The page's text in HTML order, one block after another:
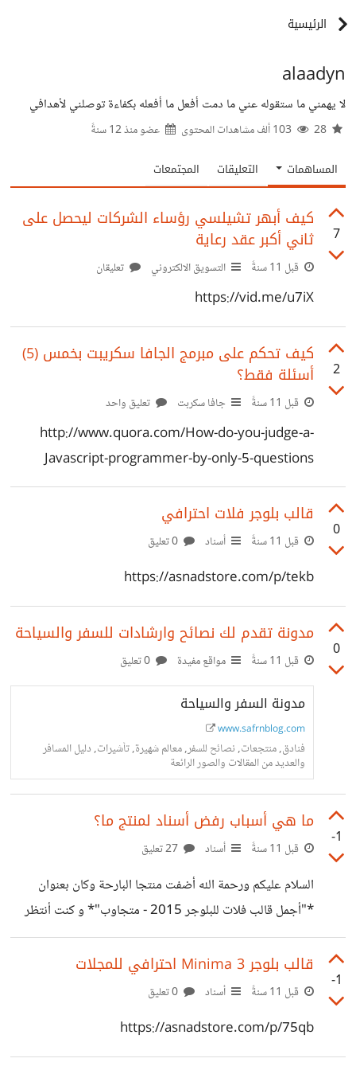
الرئيسية
alaadyn
لا يهمني ما ستقوله عني ما دمت أفعل ما أفعله بكفاءة توصلني لأهدافي
عضو منذ12 سنةً
المساهمات التعليقات المجتمعات
7
كيف أبهر تشيلسي رؤساء الشركات ليحصل على
ثاني أكبر عقد رعاية
قبل 11 سنةً التسويق الالكتروني تعليقان
https://vid.me/u7iX
2
كيف تحكم على مبرمج الجافا سكريبت بخمس (5)
أسئلة فقط؟
قبل 11 سنةً جافا سكربت تعليق واحد
http://www.quora.com/How-do-you-judge-a-
Javascript-programmer-by-only-5-questions
0
قالب بلوجر فلات احترافي
قبل 11 سنةً أسناد
https://asnadstore.com/p/tekb
0
مدونة تقدم لك نصائح وارشادات للسفر والسياحة
قبل 11 سنةً مواقع مفيدة
مدونة السفر والسياحة
www.safrnblog.com
فنادق, منتجعات, نصائح للسفر, معالم شهيرة, تأشيرات, دليل المسافر
والعديد من المقالات والصور الرائعة
-1
ما هي أسباب رفض أسناد لمنتج ما؟
قبل 11 سنةً أسناد
السلام عليكم ورحمة الله أضفت منتجا البارحة وكان بعنوان
*"أجمل قالب فلات للبلوجر 2015 - متجاوب"* و كنت أنتظر
التفعيل. وبعد مرور *6 ساعات و 4 دقائق* بالتحديد من وضع
المنتج جاءني تنبيه في حسابي في أسناد يعلمني أنه > تم رفض
الالكتروني ولم أجد رسالة من الإدارة تخبرني بالسبب. أعدت
مراجعة الأسئلة الشائعة وشروط الإستخدام ولم أجد السبب. علما
-1
قالب بلوجر Minima 3 احترافي للمجلات
قبل 11 سنةً أسناد
https://asnadstore.com/p/75qb